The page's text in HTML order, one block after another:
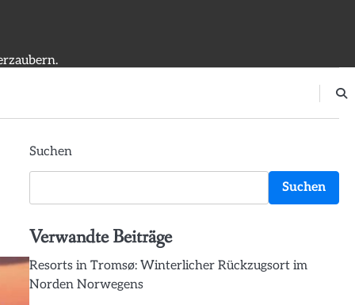
Suchen
Suchen
Verwandte Beiträge
Resorts in Tromsø: Winterlicher Rückzugsort im
Norden Norwegens